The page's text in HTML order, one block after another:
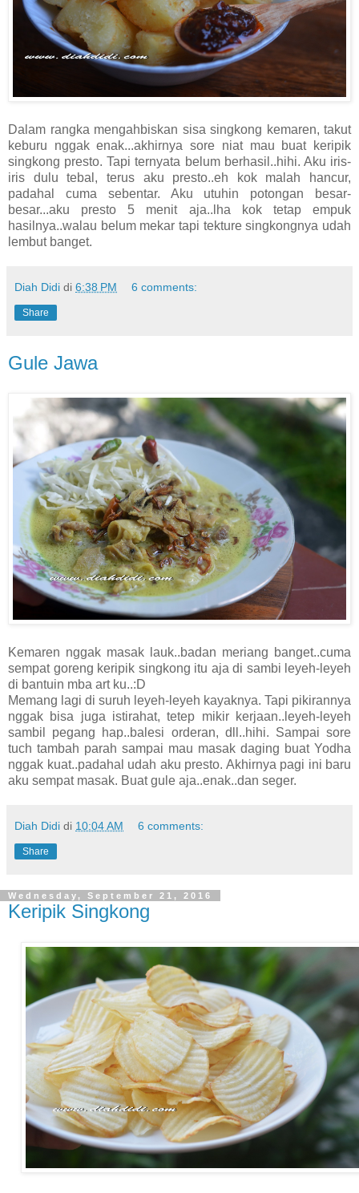
Dalam rangka mengahbiskan sisa singkong kemaren, takut
keburu nggak enak...akhirnya sore niat mau buat keripik
singkong presto. Tapi ternyata belum berhasil..hihi. Aku iris-
iris dulu tebal, terus aku presto..eh kok malah hancur,
padahal cuma sebentar. Aku utuhin potongan besar-
besar...aku presto 5 menit aja..lha kok tetap empuk
hasilnya..walau belum mekar tapi tekture singkongnya udah
lembut banget.
Diah Didi di 6:38 PM 6 comments:
Share
Gule Jawa
Kemaren nggak masak lauk..badan meriang banget..cuma
sempat goreng keripik singkong itu aja di sambi leyeh-leyeh
di bantuin mba art ku..:D
Memang lagi di suruh leyeh-leyeh kayaknya. Tapi pikirannya
nggak bisa juga istirahat, tetep mikir kerjaan..leyeh-leyeh
sambil pegang hap..balesi orderan, dll..hihi. Sampai sore
tuch tambah parah sampai mau masak daging buat Yodha
nggak kuat..padahal udah aku presto. Akhirnya pagi ini baru
aku sempat masak. Buat gule aja..enak..dan seger.
Diah Didi di 10:04 AM 6 comments:
Share
Wednesday, September 21, 2016
Keripik Singkong